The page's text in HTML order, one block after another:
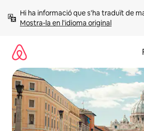
Mostra-la en l'idioma original